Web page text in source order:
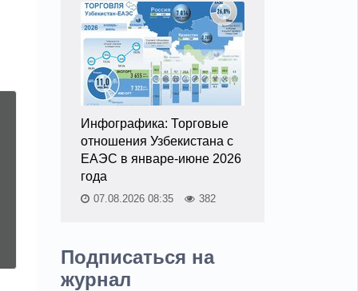
Инфографика: Торговые
отношения Узбекистана с
ЕАЭС в январе-июне 2026
года
07.08.2026 08:35 382
Подписаться на
журнал